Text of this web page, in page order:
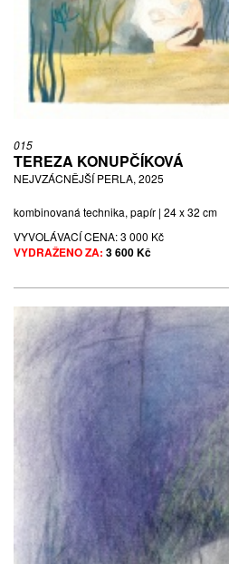
015
TEREZA KONUPČÍKOVÁ
NEJVZÁCNĚJŠÍ PERLA, 2025
kombinovaná technika, papír | 24 x 32 cm
VYVOLÁVACÍ CENA:3 000 Kč
VYDRAŽENO ZA: 3 600 Kč